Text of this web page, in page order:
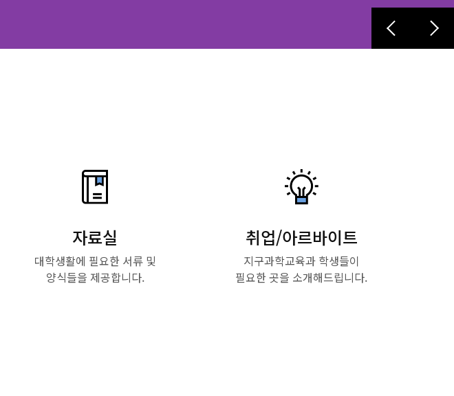
자료실
대학생활에 필요한 서류 및
양식들을 제공합니다.
취업/아르바이트
지구과학교육과 학생들이
필요한 곳을 소개해드립니다.